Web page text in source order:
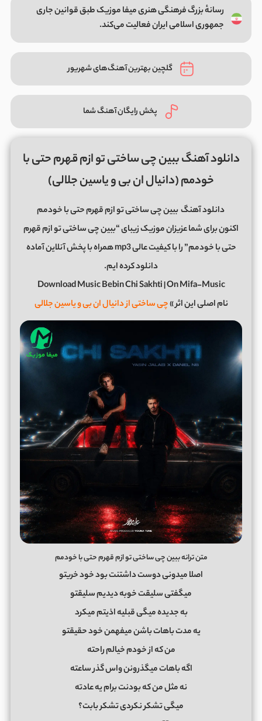
رسانهٔ بزرگ فرهنگی هنری میفا موزیک طبق قوانین جاری
جمهوری اسلامی ایران فعالیت می‌کند.
گلچین بهترین آهنگ‌های شهریور
پخش رایگان آهنگ شما
دانلود آهنگ ببین چی ساختی تو ازم قهرم حتی با
خودمم (دانیال ان بی و یاسین جلالی)
دانلود آهنگببین چی ساختی تو ازم قهرم حتی با خودمم
اکنون برای شما عزیزان موزیک زیبای “ببین چی ساختی تو ازم قهرم
حتی با خودمم” را با کیفیت عالی mp3 همراه با پخش آنلاین آماده
دانلود کرده ایم.
Download Music Bebin Chi Sakhti | On Mifa-Music
نام اصلی این اثر »چی ساختی از دانیال ان بی و یاسین جلالی
متن ترانه ببین چی ساختی تو ازم قهرم حتی با خودمم
اصلا میدونی دوست داشتنت بود خود خریتو
میگفتی سلیقت خوبه دیدیم سلیقتو
به جدیده میگی قبلیه اذیتم میکرد
یه مدت باهات باشن میفهمن خود حقیقتو
من که از خودم خیالم راحته
اگه باهات میگذرونن واس گذر ساعته
نه مثل من که بودنت برام یه عادته
میگی تشکر نکردی تشکر بابت؟